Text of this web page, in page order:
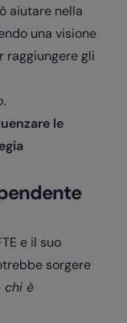
aiutare nella
una visione
raggiungere gli
le
e il suo
sorgere
chi è